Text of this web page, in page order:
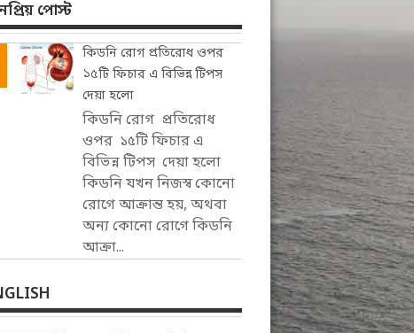
পোস্ট
কিডনি রোগ প্রতিরোধ ওপর
১৫টি ফিচার এ বিভিন্ন টিপস
দেয়া হলো
কিডনি রোগ প্রতিরোধ
ওপর ১৫টি ফিচার এ
বিভিন্ন টিপস দেয়া হলো
কিডনি যখন নিজস্ব কোনো
রোগে আক্রান্ত হয়, অথবা
অন্য কোনো রোগে কিডনি
আক্রা...